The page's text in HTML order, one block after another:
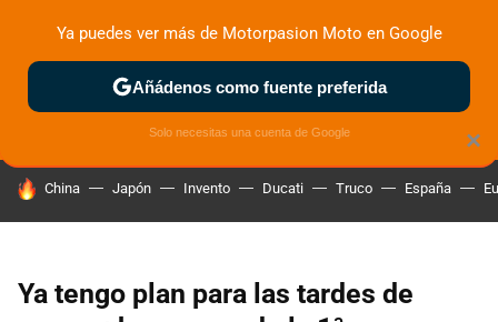
ZONA DE PRUEBAS DEPORTIVAS MOTOS ELÉCTRICAS
HOY SE HABLA DE
China Japón Invento Ducati Truco España
Ya tengo plan para las tardes de
×
Ya puedes ver más de Motorpasion Moto en Google
Añádenos como fuente preferida
Solo necesitas una cuenta de Google